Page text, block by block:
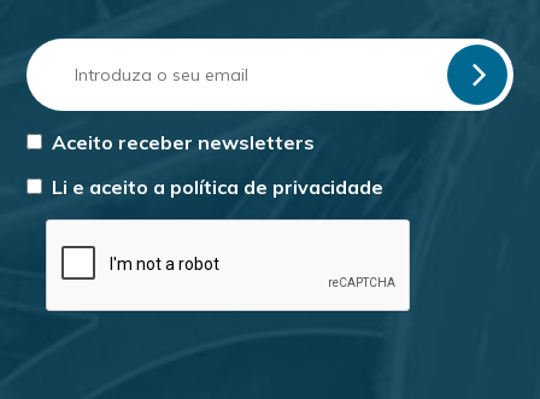
Aceito receber newsletters
Li e aceito a política de privacidade